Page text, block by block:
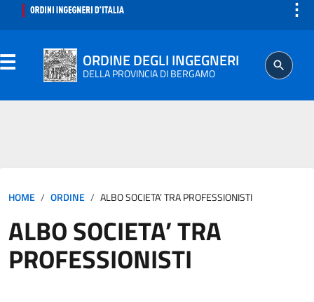
⋮
ORDINE DEGLI INGEGNERI
DELLA PROVINCIA DI BERGAMO
ISCRITTO
PROFESSIONE
HOME ORDINE ALBO SOCIETA’ TRA PROFESSIONISTI
ALBO SOCIETA’ TRA
PROFESSIONISTI